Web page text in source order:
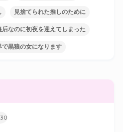
見捨てられた推しのために
后なのに初夜を迎えてしまった
で黒狼の女になります